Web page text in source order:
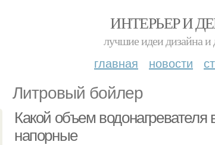
ИНТЕРЬЕР И
лучшие идеи дизайна и
главная новости
Литровый бойлер
Какой объем
напорные